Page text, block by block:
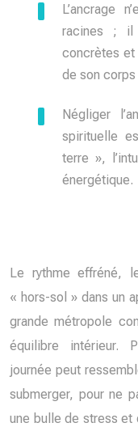
L’ancrage
racines ; il
concrètes et
de son
Négliger
spirituelle
terre »,
énergétique.
Le rythme effréné,
« hors-sol » dans un
grande métropole
équilibre intérieur.
journée peut
submerger, pour ne
une bulle de stress et